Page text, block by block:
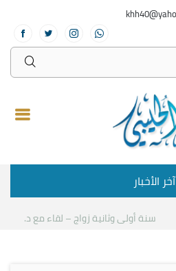
آخر الأخبار
سنة أولى وثانية زواج – لقاء مع د.خالد